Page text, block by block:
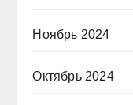
Ноябрь 2024
Октябрь 2024